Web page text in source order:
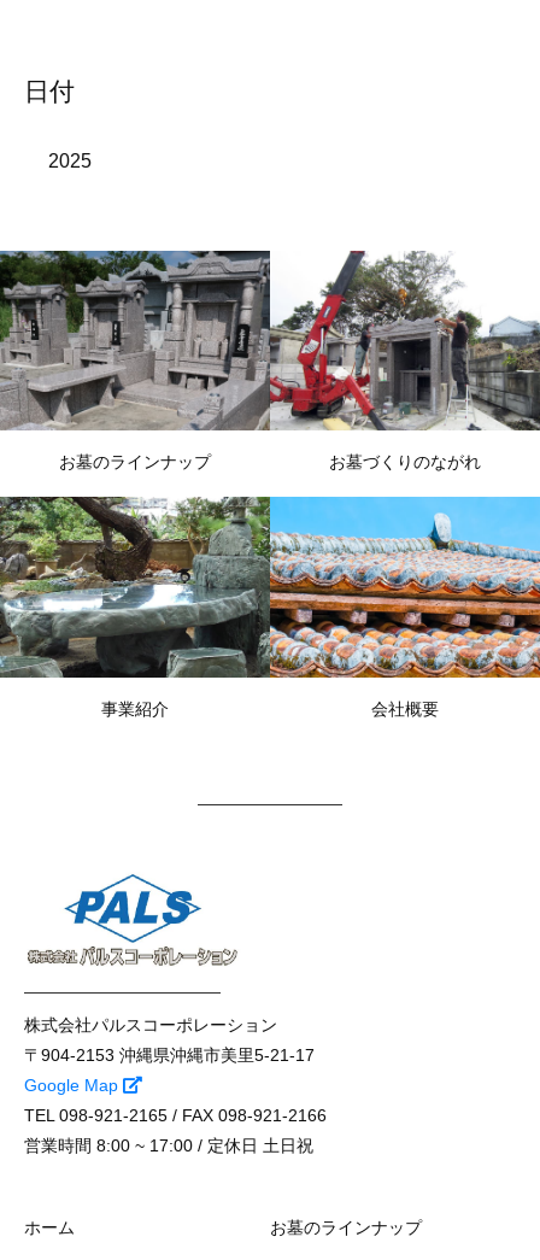
日付
2025
お墓のラインナップ お墓づくりのながれ
事業紹介 会社概要
株式会社パルスコーポレーション
〒904-2153 沖縄県沖縄市美里5-21-17
Google Map
TEL 098-921-2165 / FAX 098-921-2166
営業時間 8:00 ~ 17:00 / 定休日 土日祝
ホーム お墓のラインナップ